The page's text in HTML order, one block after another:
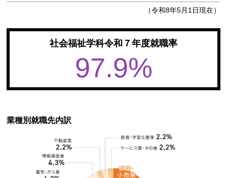
（令和8年5月1日現在）
社会福祉学科令和７年度就職率
97.9%
業種別就職先内訳